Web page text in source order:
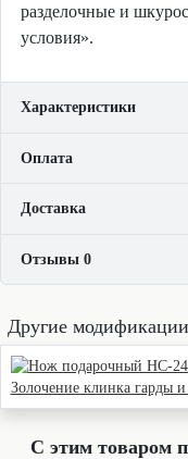
разделочные и
условия».
Характеристики
Оплата
Доставка
Отзывы 0
Другие модификации
С этим товаром